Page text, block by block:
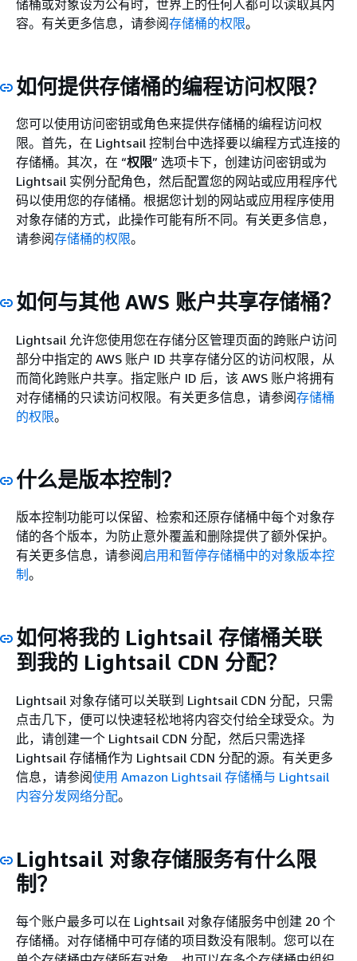
储桶或对象设为公有时，世界上的任何人都可以读取其内
容。有关更多信息，请参阅存储桶的权限。
如何提供存储桶的编程访问权限？
您可以使用访问密钥或角色来提供存储桶的编程访问权
限。首先，在 Lightsail 控制台中选择要以编程方式连接的
存储桶。其次，在 “权限” 选项卡下，创建访问密钥或为
Lightsail 实例分配角色，然后配置您的网站或应用程序代
码以使用您的存储桶。根据您计划的网站或应用程序使用
对象存储的方式，此操作可能有所不同。有关更多信息，
请参阅存储桶的权限。
如何与其他 AWS 账户共享存储桶？
Lightsail 允许您使用您在存储分区管理页面的跨账户访问
部分中指定的 AWS 账户 ID 共享存储分区的访问权限，从
而简化跨账户共享。指定账户 ID 后，该 AWS 账户将拥有
对存储桶的只读访问权限。有关更多信息，请参阅存储桶
的权限。
什么是版本控制？
版本控制功能可以保留、检索和还原存储桶中每个对象存
储的各个版本，为防止意外覆盖和删除提供了额外保护。
有关更多信息，请参阅启用和暂停存储桶中的对象版本控
制 。
如何将我的 Lightsail 存储桶关联
到我的 Lightsail CDN 分配？
Lightsail 对象存储可以关联到 Lightsail CDN 分配，只需
点击几下，便可以快速轻松地将内容交付给全球受众。为
此，请创建一个 Lightsail CDN 分配，然后只需选择
Lightsail 存储桶作为 Lightsail CDN 分配的源。有关更多
信息，请参阅使用 Amazon Lightsail 存储桶与 Lightsail
内容分发网络分配。
Lightsail 对象存储服务有什么限
制？
每个账户最多可以在 Lightsail 对象存储服务中创建 20 个
存储桶。对存储桶中可存储的项目数没有限制。您可以在